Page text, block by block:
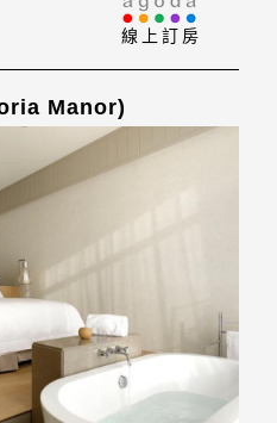
線上訂房
Manor)